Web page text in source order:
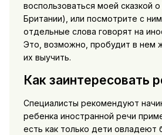
воспользоваться моей сказкой
Британии), или посмотрите с
отдельные слова говорят на
Это, возможно, пробудит в нем
их выучить.
Как заинтересовать
Специалисты рекомендуют
ребенка иностранной речи
есть как только дети овладеют